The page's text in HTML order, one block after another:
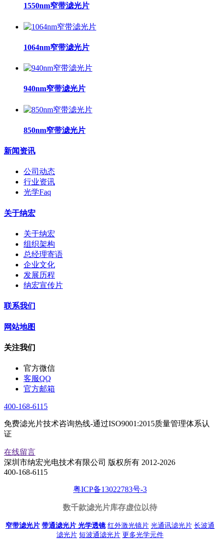
1550nm窄带滤光片
1064nm窄带滤光片
940nm窄带滤光片
850nm窄带滤光片
新闻资讯
公司动态
行业资讯
光学Faq
关于纳宏
关于纳宏
组织架构
总经理寄语
企业文化
发展历程
纳宏宣传片
联系我们
网站地图
关注我们
官方微信
客服QQ
官方邮箱
400-168-6115
免费滤光片技术咨询热线-通过ISO9001:2015质量管理体系认
证
在线留言
深圳市纳宏光电技术有限公司 版权所有 2012-2026
400-168-6115
粤ICP备13022783号-3
数千款滤光片库存虚位以待
窄带滤光片 带通滤光片 光学透镜 红外激光镜片 光通讯滤光片 长波通
滤光片 短波通滤光片 更多光学元件